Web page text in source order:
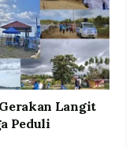
Langit
Peduli